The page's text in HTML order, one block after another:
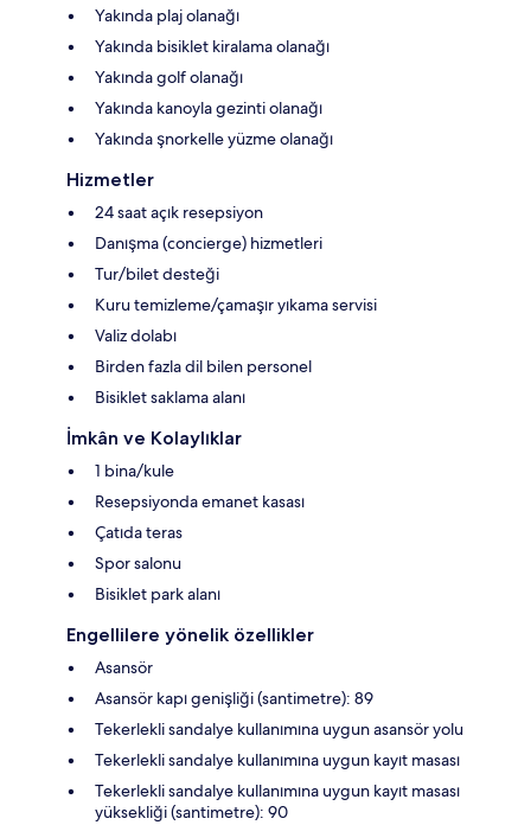
Yakında plaj olanağı
Yakında bisiklet kiralama olanağı
Yakında golf olanağı
Yakında kanoyla gezinti olanağı
Yakında şnorkelle yüzme olanağı
Hizmetler
24 saat açık resepsiyon
Danışma (concierge) hizmetleri
Tur/bilet desteği
Kuru temizleme/çamaşır yıkama servisi
Valiz dolabı
Birden fazla dil bilen personel
Bisiklet saklama alanı
İmkân ve Kolaylıklar
1 bina/kule
Resepsiyonda emanet kasası
Çatıda teras
Spor salonu
Bisiklet park alanı
Engellilere yönelik özellikler
Asansör
Asansör kapı genişliği (santimetre): 89
Tekerlekli sandalye kullanımına uygun asansör yolu
Tekerlekli sandalye kullanımına uygun kayıt masası
Tekerlekli sandalye kullanımına uygun kayıt masası
yüksekliği (santimetre): 90